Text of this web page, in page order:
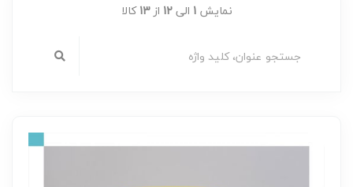
نمایش1 الی12 از13کالا